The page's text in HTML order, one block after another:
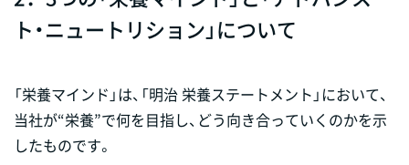
ト・ニュートリション」について
「栄養マインド」は、「明治 栄養ステートメント」において、
当社が“栄養”で何を目指し、どう向き合っていくのかを示
したものです。